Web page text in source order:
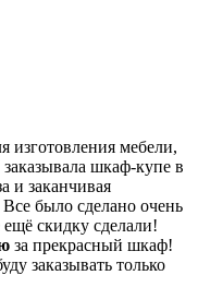
изготовления мебели,
шкаф-купе в
и заканчивая
было сделано очень
скидку сделали!
за прекрасный шкаф!
заказывать только